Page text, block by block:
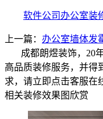
软件公司办公室装
上一篇： 办公室墙体发
成都朗煜装饰，20年
高品质装修服务，并得
求，请立即点击客服在
相关装修效果图欣赏